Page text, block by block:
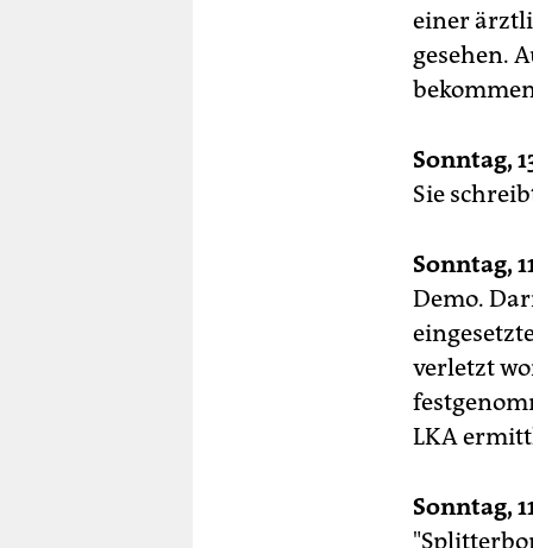
einer
gesehen.
Sonntag,
Sie
Sonntag,
Demo.
verletzt
LKA
Sonntag,